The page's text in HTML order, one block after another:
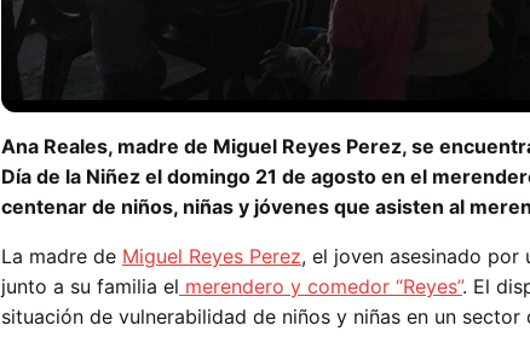
Ana Reales, madre de Miguel Reyes Perez, se
Día de la Niñez el domingo 21 de agosto en el
centenar de niños, niñas y jóvenes que asisten al
La madre de Miguel Reyes Perez, el joven asesinado por
junto a su familia el merendero y comedor “Reyes”. El
situación de vulnerabilidad de niños y niñas en un sector